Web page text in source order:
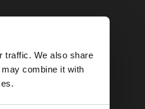
traffic. We also share
combine it with
×